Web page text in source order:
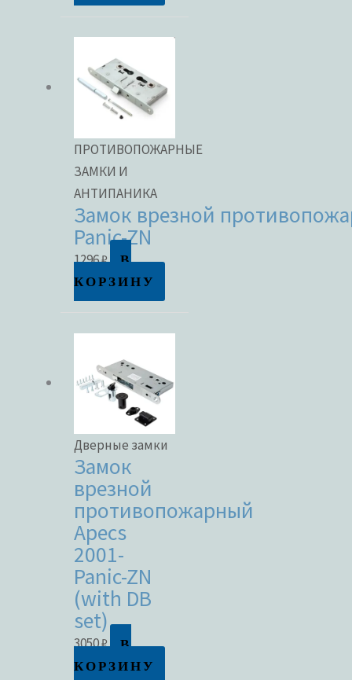
ПРОТИВОПОЖАРНЫЕ
ЗАМКИ И
АНТИПАНИКА
Замок врезной
Panic-ZN
1296₽
В
КОРЗИНУ
Дверные замки
Замок
врезной
противопожарный
Apecs
2001-
Panic-ZN
(with DB
set)
3050₽
В
КОРЗИНУ